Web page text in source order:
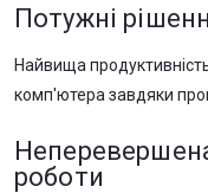
Потужні
Найвища
комп'ютера завдяки
роботи